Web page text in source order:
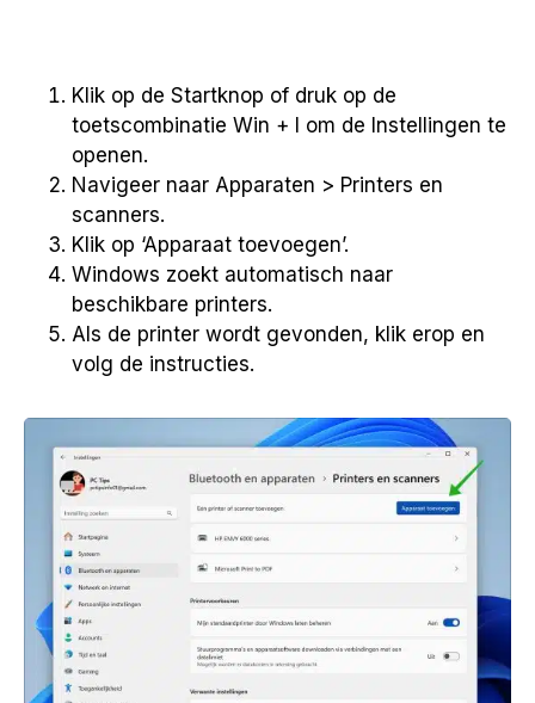
Klik op de Startknop of druk op de
toetscombinatie Win + I om de Instellingen te
openen.
Navigeer naar Apparaten > Printers en
scanners.
Klik op ‘Apparaat toevoegen’.
Windows zoekt automatisch naar
beschikbare printers.
Als de printer wordt gevonden, klik erop en
volg de instructies.